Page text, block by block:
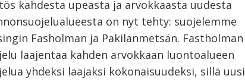
kahdesta upeasta ja arvokkaasta uudesta
on nyt tehty: suojelemme
Fasholman ja Pakilanmetsän. Fastholman
laajentaa kahden arvokkaan luontoalueen
yhdeksi laajaksi kokonaisuudeksi, sillä uusi